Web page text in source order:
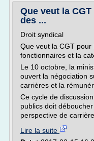
Que veut la
des ...
Droit syndical
Que veut la CGT
fonctionnaires et la
Le 10 octobre, la
ouvert la négociation
carrières et la
Ce cycle de
publics doit
perspective de
Lire la suite